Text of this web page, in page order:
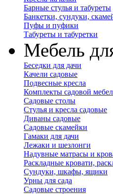
Барные стулья и табуреты
Банкетки, сундуки,
Пуфы и пуфики
Табуреты и табуретки
Мебель
Беседки для дачи
Качели садовые
Подвесные кресла
Комплекты садовой
Садовые столы
Стулья и кресла садовые
Диваны садовые
Садовые скамейки
Гамаки для дачи
Лежаки и шезлонги
Надувные матрасы и
Раскладные кровати,
Сундуки, шкафы, ящики
Урны для сада
Садовые строения